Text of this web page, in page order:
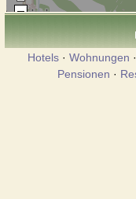
Hotels · Wohnungen ·
Pensionen ·